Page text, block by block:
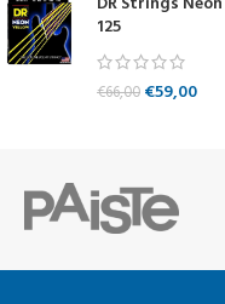
125
€66,00 €59,00